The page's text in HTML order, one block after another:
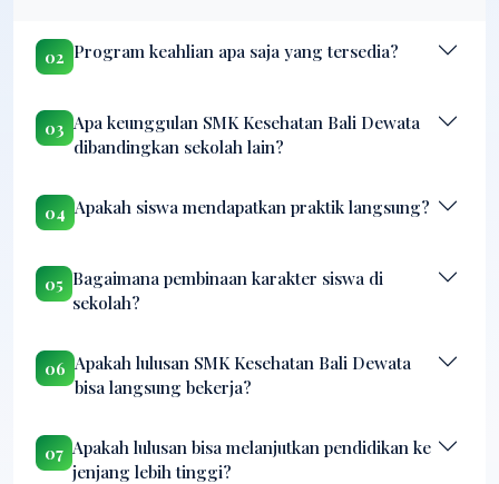
02 Program keahlian apa saja yang tersedia?
03 Apa keunggulan SMK Kesehatan Bali Dewata
dibandingkan sekolah lain?
04 Apakah siswa mendapatkan praktik langsung?
05 Bagaimana pembinaan karakter siswa di
sekolah?
06 Apakah lulusan SMK Kesehatan Bali Dewata
bisa langsung bekerja?
07 Apakah lulusan bisa melanjutkan pendidikan ke
jenjang lebih tinggi?